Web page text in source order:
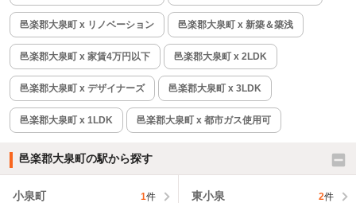
邑楽郡大泉町 x リノベーション 邑楽郡大泉町 x 新築＆築浅
邑楽郡大泉町 x 家賃4万円以下 邑楽郡大泉町 x 2LDK
邑楽郡大泉町 x デザイナーズ 邑楽郡大泉町 x 3LDK
邑楽郡大泉町 x 1LDK 邑楽郡大泉町 x 都市ガス使用可
邑楽郡大泉町の駅から探す
小泉町 1件 東小泉 2件